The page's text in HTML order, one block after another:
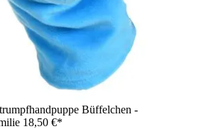
Büffelchen -
18,50 €*